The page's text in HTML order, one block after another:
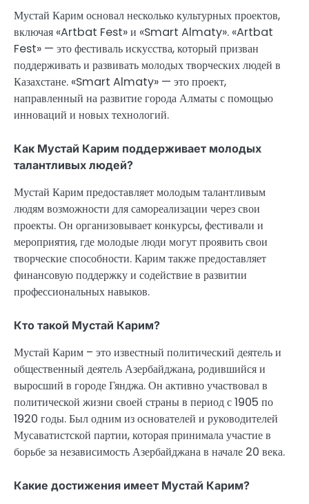
Мустай Карим основал несколько культурных проектов,
включая «Artbat Fest» и «Smart Almaty». «Artbat
Fest» — это фестиваль искусства, который призван
поддерживать и развивать молодых творческих людей в
Казахстане. «Smart Almaty» — это проект,
направленный на развитие города Алматы с помощью
инноваций и новых технологий.
Как Мустай Карим поддерживает молодых
талантливых людей?
Мустай Карим предоставляет молодым талантливым
людям возможности для самореализации через свои
проекты. Он организовывает конкурсы, фестивали и
мероприятия, где молодые люди могут проявить свои
творческие способности. Карим также предоставляет
финансовую поддержку и содействие в развитии
профессиональных навыков.
Кто такой Мустай Карим?
Мустай Карим – это известный политический деятель и
общественный деятель Азербайджана, родившийся и
выросший в городе Гянджа. Он активно участвовал в
политической жизни своей страны в период с 1905 по
1920 годы. Был одним из основателей и руководителей
Мусаватистской партии, которая принимала участие в
борьбе за независимость Азербайджана в начале 20 века.
Какие достижения имеет Мустай Карим?